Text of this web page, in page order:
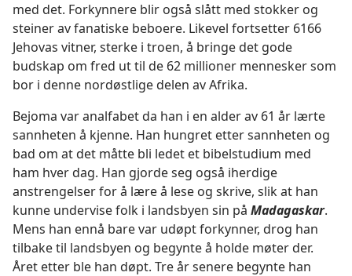
med det. Forkynnere blir også slått med stokker og
steiner av fanatiske beboere. Likevel fortsetter 6166
Jehovas vitner, sterke i troen, å bringe det gode
budskap om fred ut til de 62 millioner mennesker som
bor i denne nordøstlige delen av Afrika.
Bejoma var analfabet da han i en alder av 61 år lærte
sannheten å kjenne. Han hungret etter sannheten og
bad om at det måtte bli ledet et bibelstudium med
ham hver dag. Han gjorde seg også iherdige
anstrengelser for å lære å lese og skrive, slik at han
kunne undervise folk i landsbyen sin på Madagaskar.
Mens han ennå bare var udøpt forkynner, drog han
tilbake til landsbyen og begynte å holde møter der.
Året etter ble han døpt. Tre år senere begynte han